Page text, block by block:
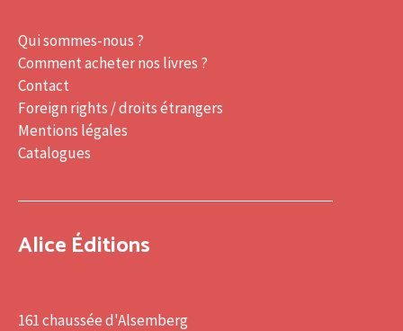
Qui sommes-nous ?
Comment acheter nos livres ?
Contact
Foreign rights / droits étrangers
Mentions légales
Catalogues
Alice Éditions
161 chaussée d'Alsemberg